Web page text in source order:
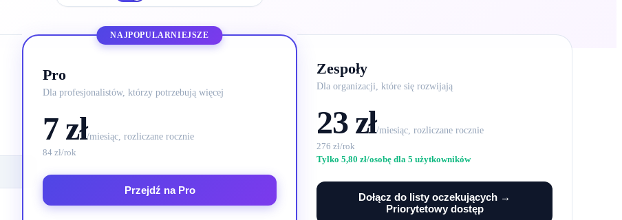
NAJPOPULARNIEJSZE
Pro
Dla profesjonalistów, którzy potrzebują więcej
7 zł/miesiąc, rozliczane rocznie
84 zł/rok
Przejdź na Pro
Zespoły
Dla organizacji, które się rozwijają
23 zł/miesiąc, rozliczane rocznie
276 zł/rok
Tylko 5,80 zł/osobę dla 5 użytkowników
Dołącz do listy oczekujących →
Priorytetowy dostęp